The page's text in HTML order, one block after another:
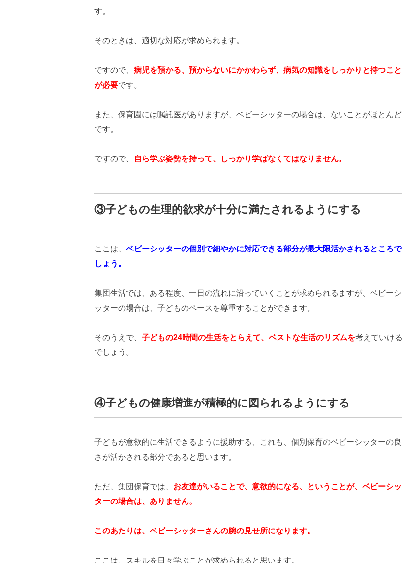
す。
そのときは、適切な対応が求められます。
ですので、 病児を預かる、預からないにかかわらず、病気の知識をしっかりと持つこと
が必要です。
また、保育園には嘱託医がありますが、ベビーシッターの場合は、ないことがほとんど
です。
ですので、 自ら学ぶ姿勢を持って、しっかり学ばなくてはなりません。
③子どもの生理的欲求が十分に満たされるようにする
ここは、 ベビーシッターの個別で細やかに対応できる部分が最大限活かされるところで
しょう。
集団生活では、ある程度、一日の流れに沿っていくことが求められるますが、ベビーシ
ッターの場合は、子どものペースを尊重することができます。
そのうえで、 子どもの24時間の生活をとらえて、ベストな生活のリズムを考えていける
でしょう。
④子どもの健康増進が積極的に図られるようにする
子どもが意欲的に生活できるように援助する、これも、個別保育のベビーシッターの良
さが活かされる部分であると思います。
ただ、集団保育では、 お友達がいることで、意欲的になる、ということが、ベビーシッ
ターの場合は、ありません。
このあたりは、ベビーシッターさんの腕の見せ所になります。
ここは、スキルを日々学ぶことが求められると思います。